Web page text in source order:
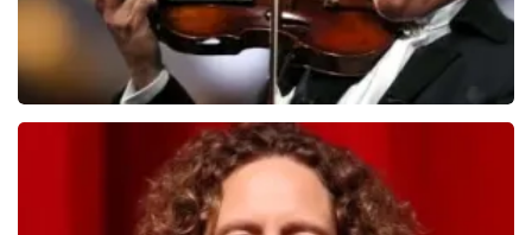
Andre Rieu
laatste 30 minuten
BESTEL NU